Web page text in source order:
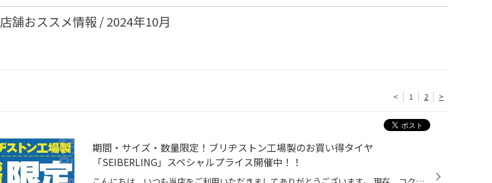
店舗おススメ情報 / 2024年10月
< 1 2 >
期間・サイズ・数量限定！ブリヂストン工場製のお買い得タイヤ
「SEIBERLING」スペシャルプライス開催中！！